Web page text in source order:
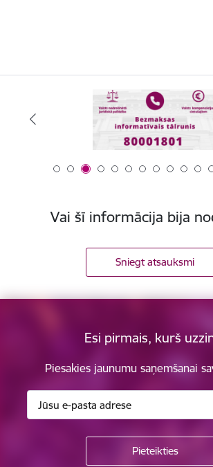
Vai šī informācija bija
Sniegt atsauksmi
Esi pirmais, kurš
Piesakies jaunumu saņemšanai